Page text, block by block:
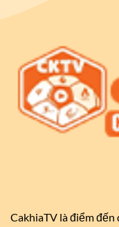
CakhiaTV là điểm